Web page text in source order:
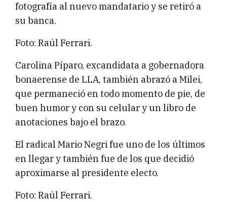
fotografía al nuevo mandatario y se retiró a
su banca.
Foto: Raúl Ferrari.
Carolina Píparo, excandidata a gobernadora
bonaerense de LLA, también abrazó a Milei,
que permaneció en todo momento de pie, de
buen humor y con su celular y un libro de
anotaciones bajo el brazo.
El radical Mario Negri fue uno de los últimos
en llegar y también fue de los que decidió
aproximarse al presidente electo.
Foto: Raúl Ferrari.